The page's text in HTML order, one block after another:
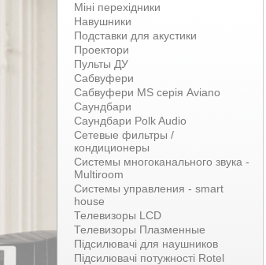
Міні перехідники
Навушники
Подставки для акустики
Проектори
Пульты ДУ
Сабвуфери
Сабвуфери MS серія Aviano
Саундбари
Саундбари Polk Audio
Сетевые фильтры /
кондиционеры
Системы многоканального звука -
Multiroom
Системы управления - smart
house
Телевизоры LCD
Телевизоры Плазменные
Підсилювачі для наушников
Підсилювачі потужності Rotel